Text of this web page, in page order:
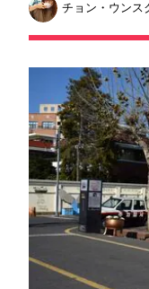
チョン・ウンス